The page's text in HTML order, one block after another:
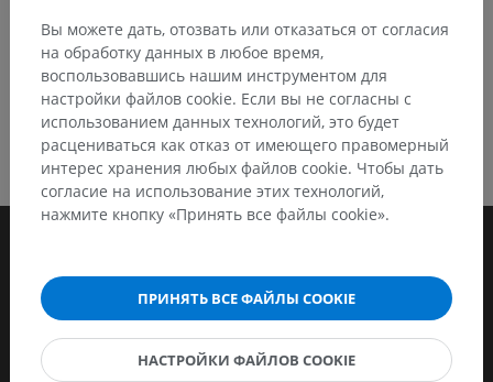
IMAIOS - это компания, целью которой является поддержка и
Вы можете дать, отозвать или отказаться от согласия
на обработку данных в любое время,
воспользовавшись нашим инструментом для
настройки файлов cookie. Если вы не согласны с
использованием данных технологий, это будет
расцениваться как отказ от имеющего правомерный
интерес хранения любых файлов cookie. Чтобы дать
согласие на использование этих технологий,
нажмите кнопку «Принять все файлы cookie».
ПРИНЯТЬ ВСЕ ФАЙЛЫ COOKIE
НАСТРОЙКИ ФАЙЛОВ COOKIE